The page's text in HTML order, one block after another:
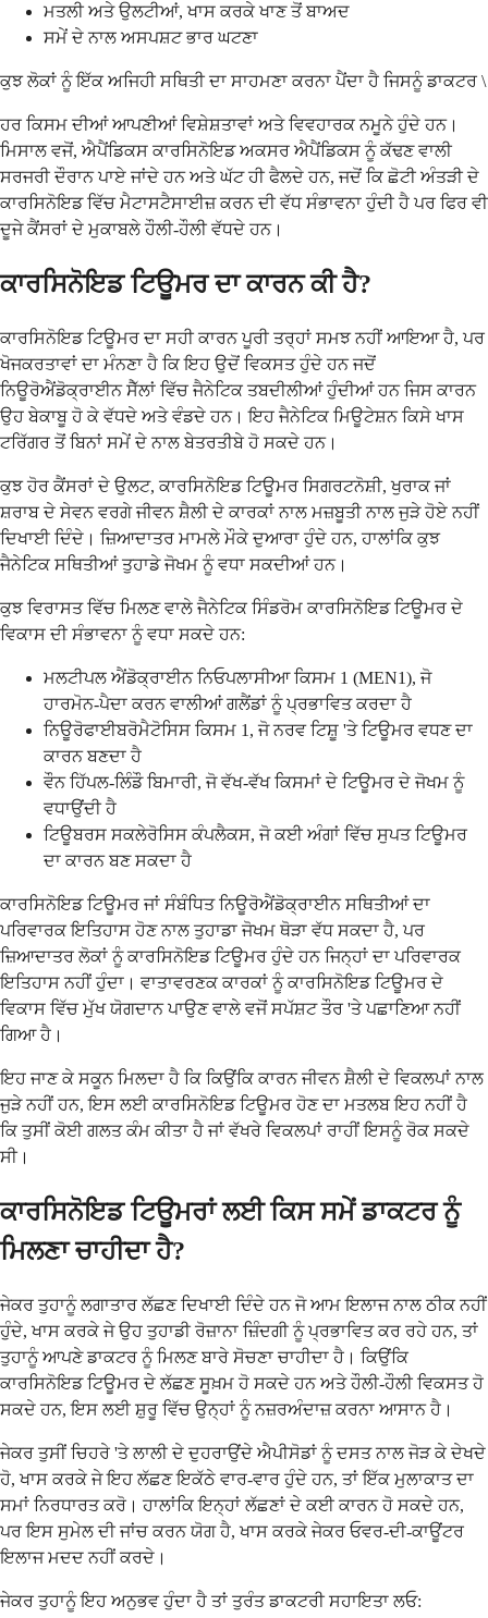
ਮਤਲੀ ਅਤੇ ਉਲਟੀਆਂ, ਖਾਸ ਕਰਕੇ ਖਾਣ ਤੋਂ ਬਾਅਦ
ਸਮੇਂ ਦੇ ਨਾਲ ਅਸਪਸ਼ਟ ਭਾਰ ਘਟਣਾ
ਕੁਝ ਲੋਕਾਂ ਨੂੰ ਇੱਕ ਅਜਿਹੀ ਸਥਿਤੀ ਦਾ ਸਾਹਮਣਾ ਕਰਨਾ ਪੈਂਦਾ ਹੈ ਜਿਸਨੂੰ ਡਾਕਟਰ \
ਹਰ ਕਿਸਮ ਦੀਆਂ ਆਪਣੀਆਂ ਵਿਸ਼ੇਸ਼ਤਾਵਾਂ ਅਤੇ ਵਿਵਹਾਰਕ ਨਮੂਨੇ ਹੁੰਦੇ ਹਨ।
ਮਿਸਾਲ ਵਜੋਂ, ਐਪੈਂਡਿਕਸ ਕਾਰਸਿਨੋਇਡ ਅਕਸਰ ਐਪੈਂਡਿਕਸ ਨੂੰ ਕੱਢਣ ਵਾਲੀ
ਸਰਜਰੀ ਦੌਰਾਨ ਪਾਏ ਜਾਂਦੇ ਹਨ ਅਤੇ ਘੱਟ ਹੀ ਫੈਲਦੇ ਹਨ, ਜਦੋਂ ਕਿ ਛੋਟੀ ਅੰਤੜੀ ਦੇ
ਕਾਰਸਿਨੋਇਡ ਵਿੱਚ ਮੈਟਾਸਟੈਸਾਈਜ਼ ਕਰਨ ਦੀ ਵੱਧ ਸੰਭਾਵਨਾ ਹੁੰਦੀ ਹੈ ਪਰ ਫਿਰ ਵੀ
ਦੂਜੇ ਕੈਂਸਰਾਂ ਦੇ ਮੁਕਾਬਲੇ ਹੌਲੀ-ਹੌਲੀ ਵੱਧਦੇ ਹਨ।
ਕਾਰਸਿਨੋਇਡ ਟਿਊਮਰ ਦਾ ਕਾਰਨ ਕੀ ਹੈ?
ਕਾਰਸਿਨੋਇਡ ਟਿਊਮਰ ਦਾ ਸਹੀ ਕਾਰਨ ਪੂਰੀ ਤਰ੍ਹਾਂ ਸਮਝ ਨਹੀਂ ਆਇਆ ਹੈ, ਪਰ
ਖੋਜਕਰਤਾਵਾਂ ਦਾ ਮੰਨਣਾ ਹੈ ਕਿ ਇਹ ਉਦੋਂ ਵਿਕਸਤ ਹੁੰਦੇ ਹਨ ਜਦੋਂ
ਨਿਊਰੋਐਂਡੋਕ੍ਰਾਈਨ ਸੈੱਲਾਂ ਵਿੱਚ ਜੈਨੇਟਿਕ ਤਬਦੀਲੀਆਂ ਹੁੰਦੀਆਂ ਹਨ ਜਿਸ ਕਾਰਨ
ਉਹ ਬੇਕਾਬੂ ਹੋ ਕੇ ਵੱਧਦੇ ਅਤੇ ਵੰਡਦੇ ਹਨ। ਇਹ ਜੈਨੇਟਿਕ ਮਿਊਟੇਸ਼ਨ ਕਿਸੇ ਖਾਸ
ਟਰਿੱਗਰ ਤੋਂ ਬਿਨਾਂ ਸਮੇਂ ਦੇ ਨਾਲ ਬੇਤਰਤੀਬੇ ਹੋ ਸਕਦੇ ਹਨ।
ਕੁਝ ਹੋਰ ਕੈਂਸਰਾਂ ਦੇ ਉਲਟ, ਕਾਰਸਿਨੋਇਡ ਟਿਊਮਰ ਸਿਗਰਟਨੋਸ਼ੀ, ਖੁਰਾਕ ਜਾਂ
ਸ਼ਰਾਬ ਦੇ ਸੇਵਨ ਵਰਗੇ ਜੀਵਨ ਸ਼ੈਲੀ ਦੇ ਕਾਰਕਾਂ ਨਾਲ ਮਜ਼ਬੂਤੀ ਨਾਲ ਜੁੜੇ ਹੋਏ ਨਹੀਂ
ਦਿਖਾਈ ਦਿੰਦੇ। ਜ਼ਿਆਦਾਤਰ ਮਾਮਲੇ ਮੌਕੇ ਦੁਆਰਾ ਹੁੰਦੇ ਹਨ, ਹਾਲਾਂਕਿ ਕੁਝ
ਜੈਨੇਟਿਕ ਸਥਿਤੀਆਂ ਤੁਹਾਡੇ ਜੋਖਮ ਨੂੰ ਵਧਾ ਸਕਦੀਆਂ ਹਨ।
ਕੁਝ ਵਿਰਾਸਤ ਵਿੱਚ ਮਿਲਣ ਵਾਲੇ ਜੈਨੇਟਿਕ ਸਿੰਡਰੋਮ ਕਾਰਸਿਨੋਇਡ ਟਿਊਮਰ ਦੇ
ਵਿਕਾਸ ਦੀ ਸੰਭਾਵਨਾ ਨੂੰ ਵਧਾ ਸਕਦੇ ਹਨ:
ਮਲਟੀਪਲ ਐਂਡੋਕ੍ਰਾਈਨ ਨਿਓਪਲਾਸੀਆ ਕਿਸਮ 1 (MEN1), ਜੋ
ਹਾਰਮੋਨ-ਪੈਦਾ ਕਰਨ ਵਾਲੀਆਂ ਗਲੈਂਡਾਂ ਨੂੰ ਪ੍ਰਭਾਵਿਤ ਕਰਦਾ ਹੈ
ਨਿਊਰੋਫਾਈਬਰੋਮੈਟੋਸਿਸ ਕਿਸਮ 1, ਜੋ ਨਰਵ ਟਿਸ਼ੂ 'ਤੇ ਟਿਊਮਰ ਵਧਣ ਦਾ
ਕਾਰਨ ਬਣਦਾ ਹੈ
ਵੌਨ ਹਿੱਪਲ-ਲਿੰਡੌ ਬਿਮਾਰੀ, ਜੋ ਵੱਖ-ਵੱਖ ਕਿਸਮਾਂ ਦੇ ਟਿਊਮਰ ਦੇ ਜੋਖਮ ਨੂੰ
ਵਧਾਉਂਦੀ ਹੈ
ਟਿਊਬਰਸ ਸਕਲੇਰੋਸਿਸ ਕੰਪਲੈਕਸ, ਜੋ ਕਈ ਅੰਗਾਂ ਵਿੱਚ ਸੁਪਤ ਟਿਊਮਰ
ਦਾ ਕਾਰਨ ਬਣ ਸਕਦਾ ਹੈ
ਕਾਰਸਿਨੋਇਡ ਟਿਊਮਰ ਜਾਂ ਸੰਬੰਧਿਤ ਨਿਊਰੋਐਂਡੋਕ੍ਰਾਈਨ ਸਥਿਤੀਆਂ ਦਾ
ਪਰਿਵਾਰਕ ਇਤਿਹਾਸ ਹੋਣ ਨਾਲ ਤੁਹਾਡਾ ਜੋਖਮ ਥੋੜਾ ਵੱਧ ਸਕਦਾ ਹੈ, ਪਰ
ਜ਼ਿਆਦਾਤਰ ਲੋਕਾਂ ਨੂੰ ਕਾਰਸਿਨੋਇਡ ਟਿਊਮਰ ਹੁੰਦੇ ਹਨ ਜਿਨ੍ਹਾਂ ਦਾ ਪਰਿਵਾਰਕ
ਇਤਿਹਾਸ ਨਹੀਂ ਹੁੰਦਾ। ਵਾਤਾਵਰਣਕ ਕਾਰਕਾਂ ਨੂੰ ਕਾਰਸਿਨੋਇਡ ਟਿਊਮਰ ਦੇ
ਵਿਕਾਸ ਵਿੱਚ ਮੁੱਖ ਯੋਗਦਾਨ ਪਾਉਣ ਵਾਲੇ ਵਜੋਂ ਸਪੱਸ਼ਟ ਤੌਰ 'ਤੇ ਪਛਾਣਿਆ ਨਹੀਂ
ਗਿਆ ਹੈ।
ਇਹ ਜਾਣ ਕੇ ਸਕੂਨ ਮਿਲਦਾ ਹੈ ਕਿ ਕਿਉਂਕਿ ਕਾਰਨ ਜੀਵਨ ਸ਼ੈਲੀ ਦੇ ਵਿਕਲਪਾਂ ਨਾਲ
ਜੁੜੇ ਨਹੀਂ ਹਨ, ਇਸ ਲਈ ਕਾਰਸਿਨੋਇਡ ਟਿਊਮਰ ਹੋਣ ਦਾ ਮਤਲਬ ਇਹ ਨਹੀਂ ਹੈ
ਕਿ ਤੁਸੀਂ ਕੋਈ ਗਲਤ ਕੰਮ ਕੀਤਾ ਹੈ ਜਾਂ ਵੱਖਰੇ ਵਿਕਲਪਾਂ ਰਾਹੀਂ ਇਸਨੂੰ ਰੋਕ ਸਕਦੇ
ਸੀ।
ਕਾਰਸਿਨੋਇਡ ਟਿਊਮਰਾਂ ਲਈ ਕਿਸ ਸਮੇਂ ਡਾਕਟਰ ਨੂੰ
ਮਿਲਣਾ ਚਾਹੀਦਾ ਹੈ?
ਜੇਕਰ ਤੁਹਾਨੂੰ ਲਗਾਤਾਰ ਲੱਛਣ ਦਿਖਾਈ ਦਿੰਦੇ ਹਨ ਜੋ ਆਮ ਇਲਾਜ ਨਾਲ ਠੀਕ ਨਹੀਂ
ਹੁੰਦੇ, ਖਾਸ ਕਰਕੇ ਜੇ ਉਹ ਤੁਹਾਡੀ ਰੋਜ਼ਾਨਾ ਜ਼ਿੰਦਗੀ ਨੂੰ ਪ੍ਰਭਾਵਿਤ ਕਰ ਰਹੇ ਹਨ, ਤਾਂ
ਤੁਹਾਨੂੰ ਆਪਣੇ ਡਾਕਟਰ ਨੂੰ ਮਿਲਣ ਬਾਰੇ ਸੋਚਣਾ ਚਾਹੀਦਾ ਹੈ। ਕਿਉਂਕਿ
ਕਾਰਸਿਨੋਇਡ ਟਿਊਮਰ ਦੇ ਲੱਛਣ ਸੂਖ਼ਮ ਹੋ ਸਕਦੇ ਹਨ ਅਤੇ ਹੌਲੀ-ਹੌਲੀ ਵਿਕਸਤ ਹੋ
ਸਕਦੇ ਹਨ, ਇਸ ਲਈ ਸ਼ੁਰੂ ਵਿੱਚ ਉਨ੍ਹਾਂ ਨੂੰ ਨਜ਼ਰਅੰਦਾਜ਼ ਕਰਨਾ ਆਸਾਨ ਹੈ।
ਜੇਕਰ ਤੁਸੀਂ ਚਿਹਰੇ 'ਤੇ ਲਾਲੀ ਦੇ ਦੁਹਰਾਉਂਦੇ ਐਪੀਸੋਡਾਂ ਨੂੰ ਦਸਤ ਨਾਲ ਜੋੜ ਕੇ ਦੇਖਦੇ
ਹੋ, ਖਾਸ ਕਰਕੇ ਜੇ ਇਹ ਲੱਛਣ ਇਕੱਠੇ ਵਾਰ-ਵਾਰ ਹੁੰਦੇ ਹਨ, ਤਾਂ ਇੱਕ ਮੁਲਾਕਾਤ ਦਾ
ਸਮਾਂ ਨਿਰਧਾਰਤ ਕਰੋ। ਹਾਲਾਂਕਿ ਇਨ੍ਹਾਂ ਲੱਛਣਾਂ ਦੇ ਕਈ ਕਾਰਨ ਹੋ ਸਕਦੇ ਹਨ,
ਪਰ ਇਸ ਸੁਮੇਲ ਦੀ ਜਾਂਚ ਕਰਨ ਯੋਗ ਹੈ, ਖਾਸ ਕਰਕੇ ਜੇਕਰ ਓਵਰ-ਦੀ-ਕਾਊਂਟਰ
ਇਲਾਜ ਮਦਦ ਨਹੀਂ ਕਰਦੇ।
ਜੇਕਰ ਤੁਹਾਨੂੰ ਇਹ ਅਨੁਭਵ ਹੁੰਦਾ ਹੈ ਤਾਂ ਤੁਰੰਤ ਡਾਕਟਰੀ ਸਹਾਇਤਾ ਲਓ: